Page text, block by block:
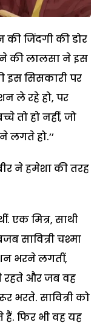
की जिंदगी की डोर
की लालसा ने इस
इस सिसकारी पर
ले रहे हो, पर
तो हो नहीं, जो
लगते हो.’’
ने हमेशा की तरह
एक मित्र, साथी
सावित्री चश्मा
भरने लगतीं,
रहते और जब वह
भरते. सावित्री को
फिर भी वह यह